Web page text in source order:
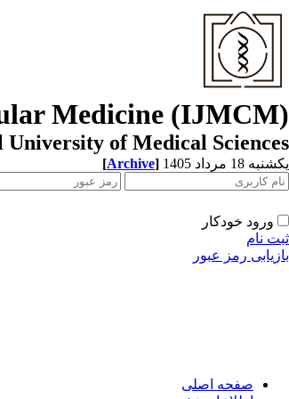
Medicine (IJMCM)
of Medical Sciences
یکشنبه 18 مرداد 1405 [Archive]
ورود خودکار
ثبت نام
بازیابی رمز عبور
صفحه اصلی